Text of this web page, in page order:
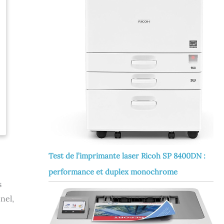
Test de l’imprimante laser Ricoh SP 8400DN :
performance et duplex monochrome